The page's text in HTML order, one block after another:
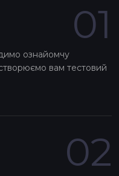
01
ознайомчу
вам тестовий
02